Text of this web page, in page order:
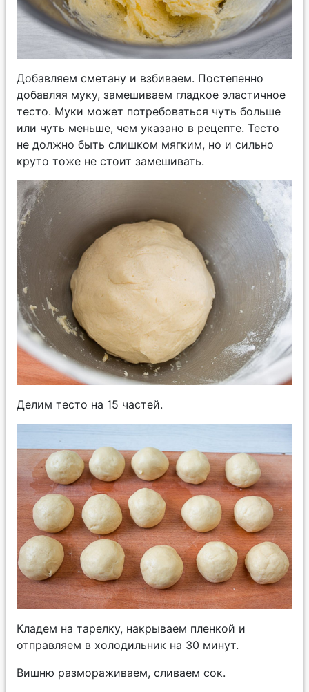
Добавляем сметану и взбиваем. Постепенно
добавляя муку, замешиваем гладкое эластичное
тесто. Муки может потребоваться чуть больше
или чуть меньше, чем указано в рецепте. Тесто
не должно быть слишком мягким, но и сильно
круто тоже не стоит замешивать.
Делим тесто на 15 частей.
Кладем на тарелку, накрываем пленкой и
отправляем в холодильник на 30 минут.
Вишню размораживаем, сливаем сок.